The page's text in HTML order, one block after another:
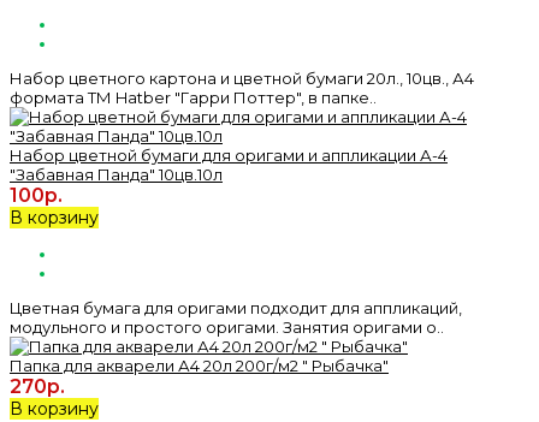
Набор цветного картона и цветной бумаги 20л., 10цв., А4
формата ТМ Hatber "Гарри Поттер", в папке..
Набор цветной бумаги для оригами и аппликации А-4
"Забавная Панда" 10цв.10л
100р.
В корзину
Цветная бумага для оригами подходит для аппликаций,
модульного и простого оригами. Занятия оригами о..
Папка для акварели А4 20л 200г/м2 " Рыбачка"
270р.
В корзину